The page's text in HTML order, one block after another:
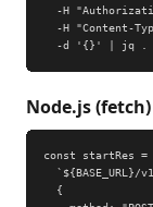
-H
-H "Content-
  -d '{}' | jq .
Node.js (fetch)
const startRes
`${BASE_URL}/
  {